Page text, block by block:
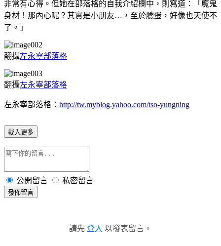
非常有心得。但她在部落格的自我介紹欄中，則寫道：「魔鬼
身材！那內心呢？其實是小朋友…，至於臉蛋，好像也天使不
了。」
翻攝左永寧部落格
翻攝左永寧部落格
左永寧部落格： http://tw.myblog.yahoo.com/tso-yungning
載入更多
公開留言 私密留言
發佈留言
請先 登入 以發表留言。